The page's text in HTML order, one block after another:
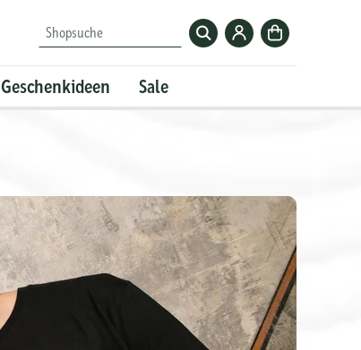
Zum
Krombacher-
Account
Zur
Kasse
Shopsuche
Geschenkideen Sale